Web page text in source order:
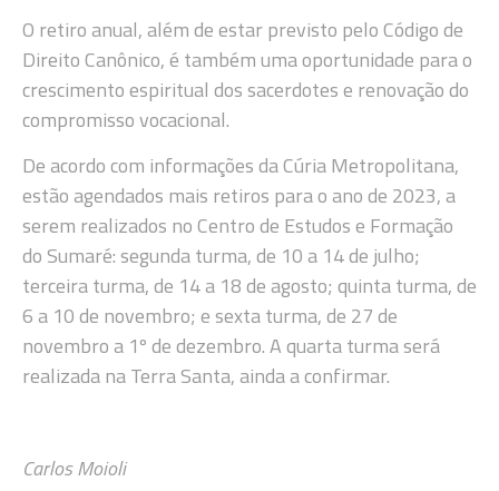
O retiro anual, além de estar previsto pelo Código de
Direito Canônico, é também uma oportunidade para o
crescimento espiritual dos sacerdotes e renovação do
compromisso vocacional.
De acordo com informações da Cúria Metropolitana,
estão agendados mais retiros para o ano de 2023, a
serem realizados no Centro de Estudos e Formação
do Sumaré: segunda turma, de 10 a 14 de julho;
terceira turma, de 14 a 18 de agosto; quinta turma, de
6 a 10 de novembro; e sexta turma, de 27 de
novembro a 1º de dezembro. A quarta turma será
realizada na Terra Santa, ainda a confirmar.
Carlos Moioli